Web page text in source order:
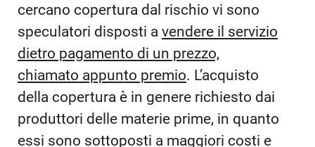
cercano copertura dal rischio vi sono
speculatori disposti a vendere il servizio
dietro pagamento di un prezzo,
chiamato appunto premio. L’acquisto
della copertura è in genere richiesto dai
produttori delle materie prime, in quanto
essi sono sottoposti a maggiori costi e